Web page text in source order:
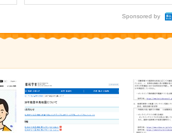
Sponsored by